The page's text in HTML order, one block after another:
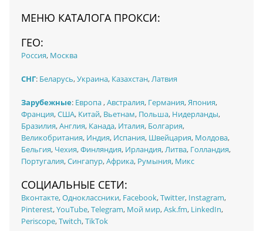
МЕНЮ КАТАЛОГА ПРОКСИ:
ГЕО:
Россия, Москва
СНГ: Беларусь,Украина, Казахстан,Латвия
Зарубежные: Европа,Австралия, Германия,Япония,
Франция,США, Китай, Вьетнам, Польша, Нидерланды,
Бразилия,Англия, Канада, Италия, Болгария,
Великобритания, Индия, Испания, Швейцария, Молдова,
Бельгия, Чехия,Финляндия, Ирландия,Литва, Голландия,
Португалия,Сингапур,Африка, Румыния, Микс
СОЦИАЛЬНЫЕ СЕТИ:
Вконтакте,Одноклассники, Facebook,Twitter, Instagram,
Pinterest,YouTube,Telegram, Мой мир,Ask.fm, LinkedIn,
Periscope,Twitch,TikTok